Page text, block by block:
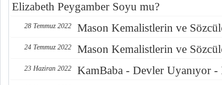
Elizabeth Peygamber Soyu mu?
28 Temmuz 2022 Mason Kemalistlerin ve
24 Temmuz 2022 Mason Kemalistlerin ve
23 Haziran 2022 KamBaba - Devler Uyanıyor